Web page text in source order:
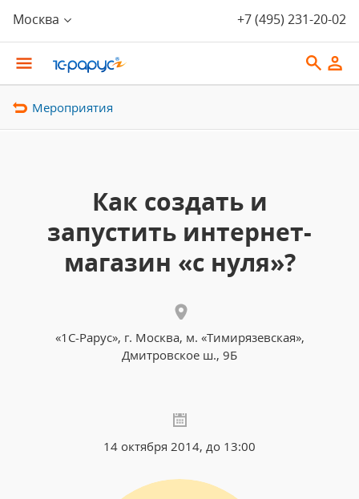
Москва +7 (495) 231-20-02
Мероприятия
Как создать и
запустить интернет-
магазин «с нуля»?
«1С-Рарус», г. Москва, м. «Тимирязевская»,
Дмитровское ш., 9Б
14 октября 2014, до 13:00